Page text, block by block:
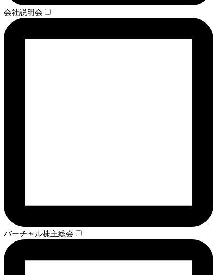
会社説明会
バーチャル株主総会